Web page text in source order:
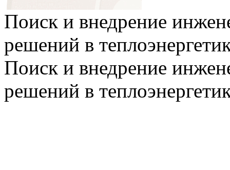
Поиск и внедрение
решений в
Поиск и внедрение
решений в